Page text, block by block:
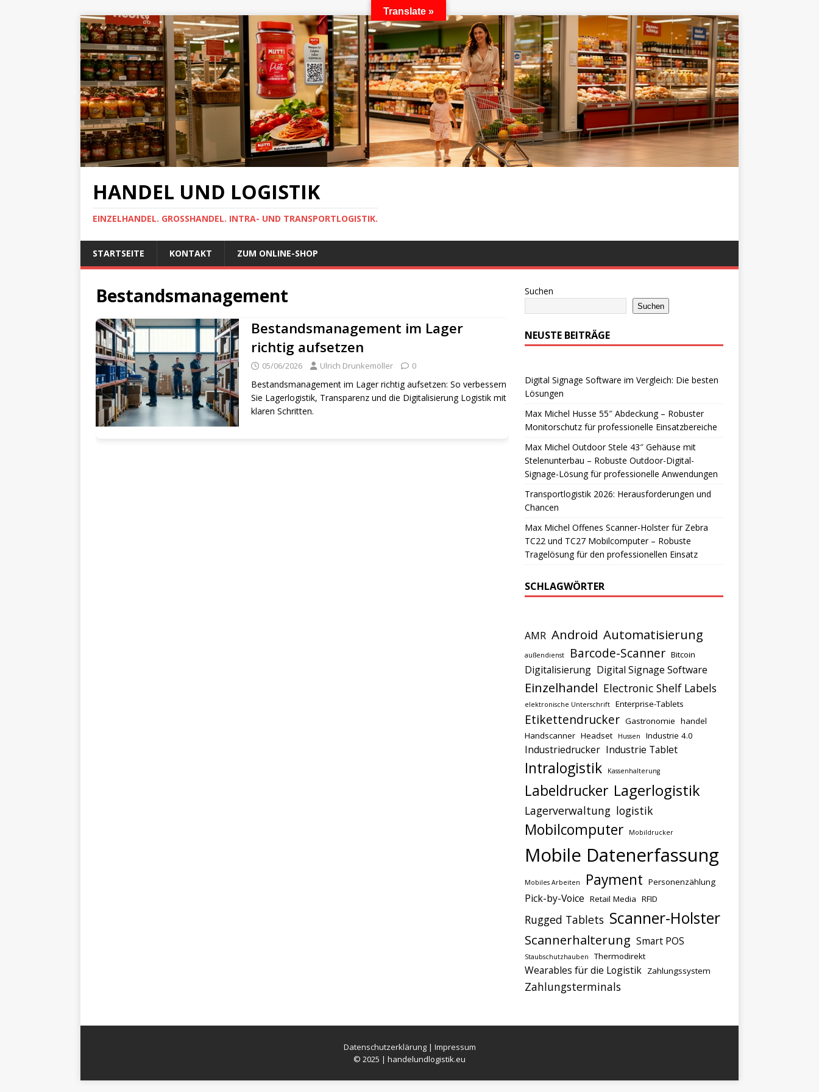
HANDEL UND LOGISTIK
EINZELHANDEL. GROSSHANDEL. INTRA- UND TRANSPORTLOGISTIK.
STARTSEITE KONTAKT ZUM ONLINE-SHOP
Bestandsmanagement
Bestandsmanagement im Lager
richtig aufsetzen
05/06/2026 Ulrich Drunkemöller 0
Bestandsmanagement im Lager richtig aufsetzen: So verbessern
Sie Lagerlogistik, Transparenz und die Digitalisierung Logistik mit
klaren Schritten.
Suchen
Suchen
NEUSTE BEITRÄGE
Digital Signage Software im Vergleich: Die besten
Lösungen
Max Michel Husse 55″ Abdeckung – Robuster
Monitorschutz für professionelle Einsatzbereiche
Max Michel Outdoor Stele 43″ Gehäuse mit
Stelenunterbau – Robuste Outdoor-Digital-
Signage-Lösung für professionelle Anwendungen
Transportlogistik 2026: Herausforderungen und
Chancen
Max Michel Offenes Scanner-Holster für Zebra
TC22 und TC27 Mobilcomputer – Robuste
Tragelösung für den professionellen Einsatz
SCHLAGWÖRTER
AMR Android Automatisierung
außendienst Barcode-Scanner Bitcoin
Digitalisierung Digital Signage Software
Einzelhandel Electronic Shelf Labels
elektronische Unterschrift Enterprise-Tablets
Etikettendrucker Gastronomie handel
Handscanner Headset Hussen Industrie 4.0
Industriedrucker Industrie Tablet
Intralogistik Kassenhalterung
Labeldrucker Lagerlogistik
Lagerverwaltung logistik
Mobilcomputer Mobildrucker
Mobile Datenerfassung
Mobiles Arbeiten Payment Personenzählung
Pick-by-Voice Retail Media RFID
Rugged Tablets Scanner-Holster
Scannerhalterung Smart POS
Staubschutzhauben Thermodirekt
Wearables für die Logistik Zahlungssystem
Zahlungsterminals
Datenschutzerklärung| Impressum
© 2025 | handelundlogistik.eu
Translate »